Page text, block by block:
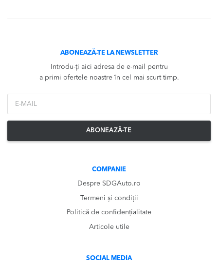
ABONEAZĂ-TE LA NEWSLETTER
Introdu-ți aici adresa de e-mail pentru
a primi ofertele noastre în cel mai scurt timp.
ABONEAZĂ-TE
COMPANIE
Despre SDGAuto.ro
Termeni și condiții
Politică de confidențialitate
Articole utile
SOCIAL MEDIA